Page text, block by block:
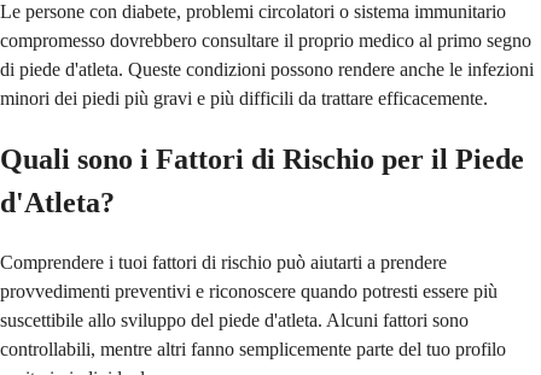
Le persone con diabete, problemi circolatori o sistema immunitario
compromesso dovrebbero consultare il proprio medico al primo segno
di piede d'atleta. Queste condizioni possono rendere anche le infezioni
minori dei piedi più gravi e più difficili da trattare efficacemente.
Quali sono i Fattori di Rischio per il Piede
d'Atleta?
Comprendere i tuoi fattori di rischio può aiutarti a prendere
provvedimenti preventivi e riconoscere quando potresti essere più
suscettibile allo sviluppo del piede d'atleta. Alcuni fattori sono
controllabili, mentre altri fanno semplicemente parte del tuo profilo